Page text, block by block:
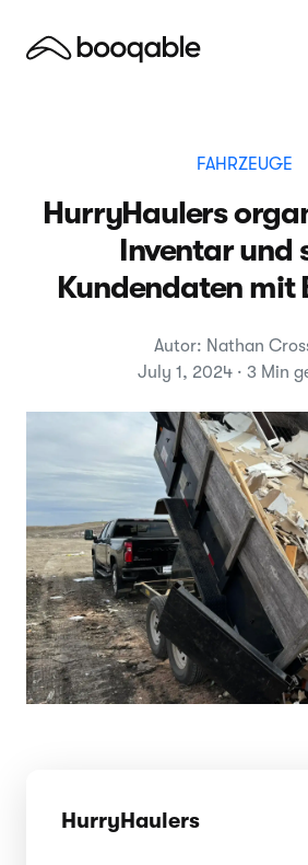
FAHRZEUGE
HurryHaulers
Inventar und
Kundendaten mit
Autor: Nathan
July 1, 2024 · 3 Min
HurryHaulers